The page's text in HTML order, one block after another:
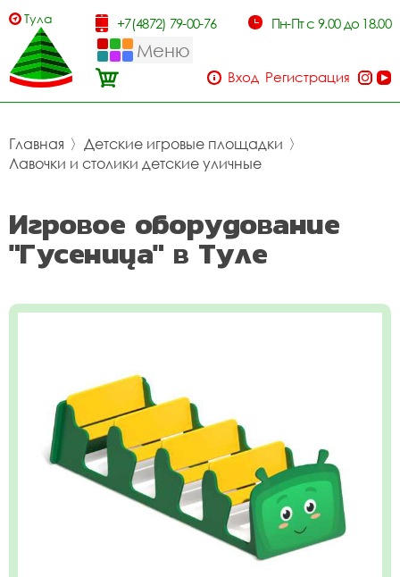
Тула +7(4872) 79-00-76 Пн-Пт с 9.00 до 18.00
Меню
Вход Регистрация
Главная 〉 Детские игровые площадки 〉
Лавочки и столики детские уличные
Игровое оборудование
"Гусеница" в Туле